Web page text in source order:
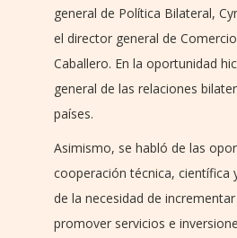
general de Política Bilateral,
el director general de
Caballero. En la oportunidad
general de las relaciones
países.
Asimismo, se habló de las
cooperación técnica, científica
de la necesidad de
promover servicios e